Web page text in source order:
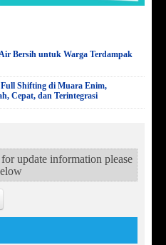
Bersih untuk Warga Terdampak
Full Shifting di Muara Enim,
Cepat, dan Terintegrasi
update information please